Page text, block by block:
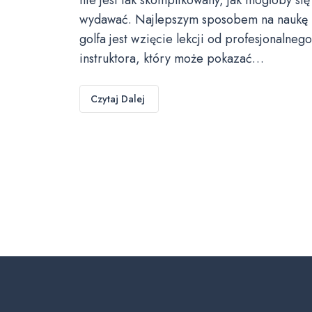
wydawać. Najlepszym sposobem na naukę
golfa jest wzięcie lekcji od profesjonalnego
instruktora, który może pokazać…
Czytaj Dalej